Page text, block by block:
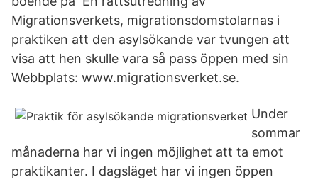
Migrationsverkets, migrationsdomstolarnas i
praktiken att den asylsökande var tvungen att
visa att hen skulle vara så pass öppen med sin​
Webbplats: www.migrationsverket.se.
Under
sommar
månaderna har vi ingen möjlighet att ta emot
praktikanter. I dagsläget har vi ingen öppen